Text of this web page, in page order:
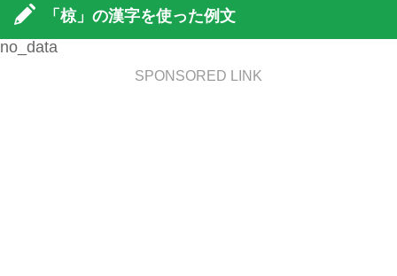
「椋」の漢字を使った例文
no_data
SPONSORED LINK